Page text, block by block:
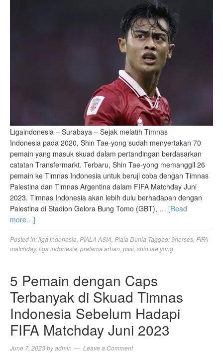
Ligaindonesia – Surabaya – Sejak melatih Timnas
Indonesia pada 2020, Shin Tae-yong sudah menyertakan 70
pemain yang masuk skuad dalam pertandingan berdasarkan
catatan Transfermarkt. Terbaru, Shin Tae-yong memanggil 26
pemain ke Timnas Indonesia untuk beruji coba dengan Timnas
Palestina dan Timnas Argentina dalam FIFA Matchday Juni
2023. Timnas Indonesia akan lebih dulu berhadapan dengan
Palestina di Stadion Gelora Bung Tomo (GBT), … [Read
more…]
Posted in:liga indonesia PIALA ASIA Piala Dunia Tagged:9horses FIFA
matchday, liga indonesia pratama arhan pssi shin tae yong
5 Pemain dengan Caps
Terbanyak di Skuad Timnas
Indonesia Sebelum Hadapi
FIFA Matchday Juni 2023
June 7, 2023byadmin Leave a Comment